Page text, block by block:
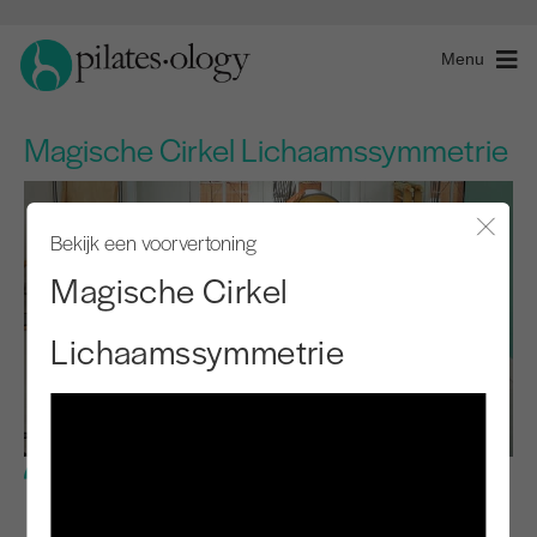
Menu
Magische Cirkel Lichaamssymmetrie
Bekijk een voorvertoning
Magische Cirkel
Lichaamssymmetrie